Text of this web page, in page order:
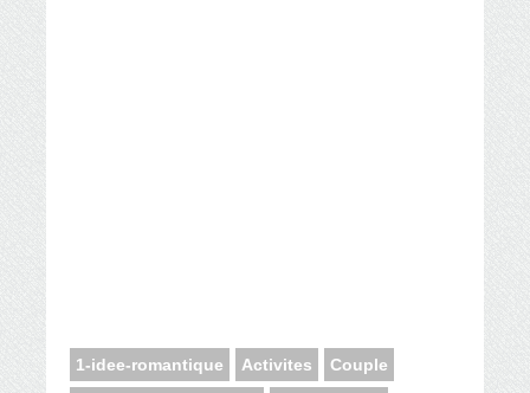
1-idee-romantique Activites Couple